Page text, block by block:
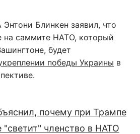
Блинкен заявил, что
на саммите НАТО, который
будет
победы Украины в
почему при Трампе
"светит" членство в НАТО